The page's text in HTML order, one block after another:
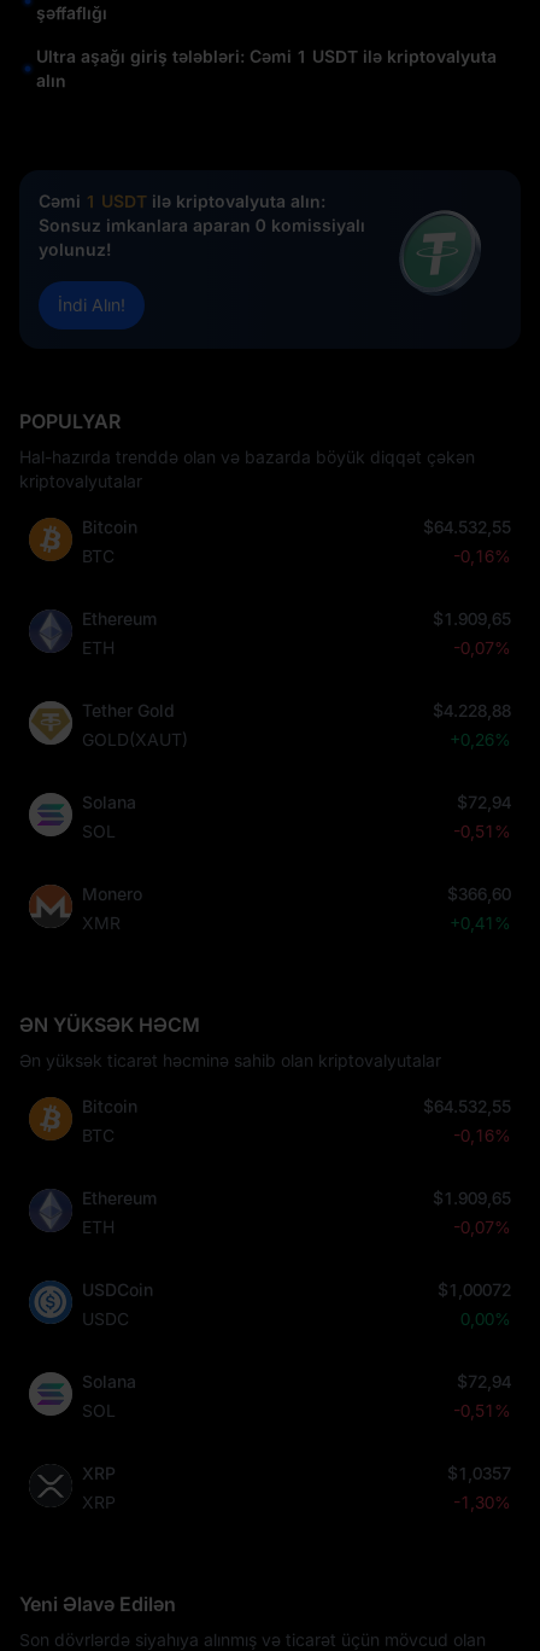
şəffaflığı
Ultra aşağı giriş tələbləri: Cəmi 1 USDT ilə kriptovalyuta
alın
Cəmi 1 USDT ilə kriptovalyuta alın:
Sonsuz imkanlara aparan 0 komissiyalı
yolunuz!
İndi Alın!
POPULYAR
Hal-hazırda trenddə olan və bazarda böyük diqqət çəkən
kriptovalyutalar
Bitcoin
BTC
$64.532,55
-0,16%
Ethereum
ETH
$1.909,65
-0,07%
Tether Gold
GOLD(XAUT)
$4.228,88
+0,26%
Solana
SOL
$72,94
-0,51%
Monero
XMR
$366,60
+0,41%
ƏN YÜKSƏK HƏCM
Ən yüksək ticarət həcminə sahib olan kriptovalyutalar
Bitcoin
BTC
$64.532,55
-0,16%
Ethereum
ETH
$1.909,65
-0,07%
USDCoin
USDC
$1,00072
0,00%
Solana
SOL
$72,94
-0,51%
XRP
XRP
$1,0357
-1,30%
Yeni Əlavə Edilən
Son dövrlərdə siyahıya alınmış və ticarət üçün mövcud olan